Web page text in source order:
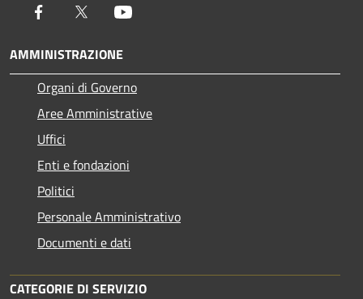
Facebook Twitter
AMMINISTRAZIONE
Organi di Governo
Aree Amministrative
Uffici
Enti e fondazioni
Politici
Personale Amministrativo
Documenti e dati
CATEGORIE DI SERVIZIO